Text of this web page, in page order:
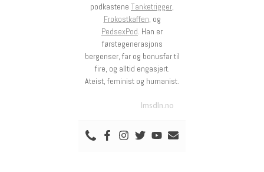
podkastene Tanketrigger
Frokostkaffen , og
PedsexPod . Han er
førstegenerasjons
bergenser, far og bonusfar til
fire, og alltid engasjert.
Ateist, feminist og humanist.
lmsdln.no